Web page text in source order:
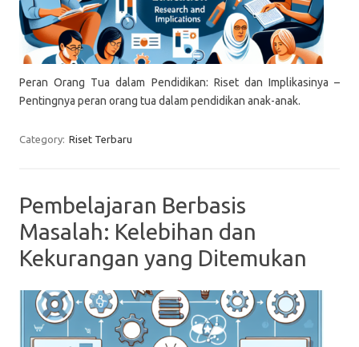
Peran Orang Tua dalam Pendidikan: Riset dan Implikasinya –
Pentingnya peran orang tua dalam pendidikan anak-anak.
Category: Riset Terbaru
Pembelajaran Berbasis
Masalah: Kelebihan dan
Kekurangan yang Ditemukan